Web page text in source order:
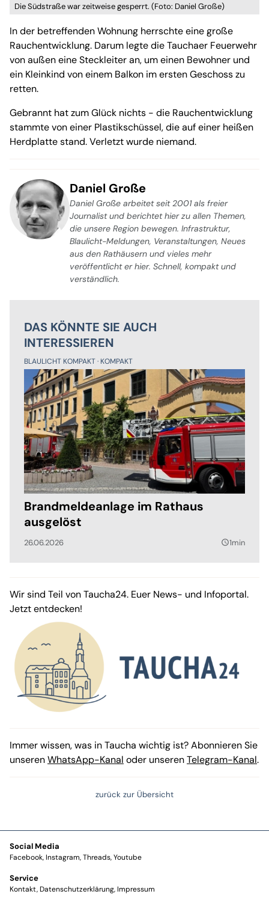
Die Südstraße war zeitweise gesperrt. (Foto: Daniel Große)
In der betreffenden Wohnung herrschte eine große
Rauchentwicklung. Darum legte die Tauchaer Feuerwehr
von außen eine Steckleiter an, um einen Bewohner und
ein Kleinkind von einem Balkon im ersten Geschoss zu
retten.
Gebrannt hat zum Glück nichts - die Rauchentwicklung
stammte von einer Plastikschüssel, die auf einer heißen
Herdplatte stand. Verletzt wurde niemand.
Daniel Große
Daniel Große arbeitet seit 2001 als freier
Journalist und berichtet hier zu allen Themen,
die unsere Region bewegen. Infrastruktur,
Blaulicht-Meldungen, Veranstaltungen, Neues
aus den Rathäusern und vieles mehr
veröffentlicht er hier. Schnell, kompakt und
verständlich.
DAS KÖNNTE SIE AUCH
INTERESSIEREN
BLAULICHT KOMPAKT KOMPAKT
Brandmeldeanlage im Rathaus
ausgelöst
26.06.2026 query_builder1min
Wir sind Teil von Taucha24. Euer News- und Infoportal.
Jetzt entdecken!
Immer wissen, was in Taucha wichtig ist? Abonnieren Sie
unserenWhatsApp-Kanal oder unserenTelegram-Kanal.
zurück zur Übersicht
Social Media
Facebook Instagram Threads Youtube
Service
Kontakt Datenschutzerklärung Impressum